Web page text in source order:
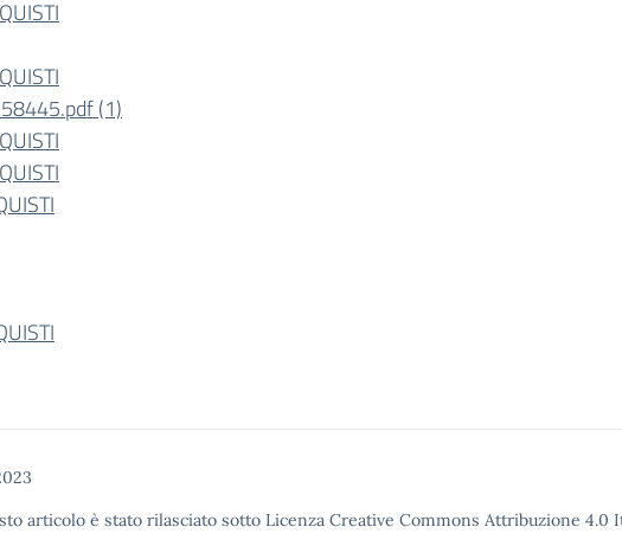
(1)
articolo è stato rilasciato sotto Licenza Creative Commons Attribuzione 4.0